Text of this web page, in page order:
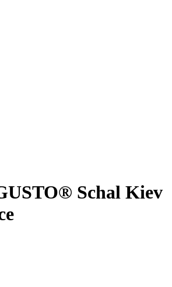
Schal Kiev